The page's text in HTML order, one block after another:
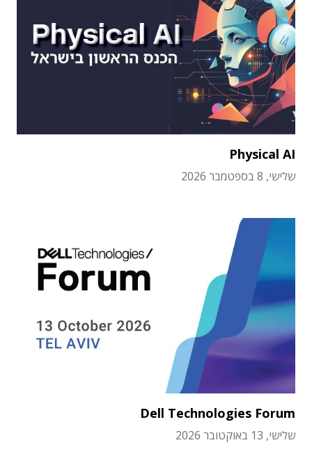
Physical AI
שלישי, 8 בספטמבר 2026
Dell Technologies Forum
שלישי, 13 באוקטובר 2026